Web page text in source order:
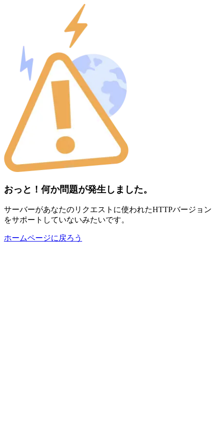
おっと！何か問題が発生しました。
サーバーがあなたのリクエストに使われたHTTPバージョン
をサポートしていないみたいです。
ホームページに戻ろう